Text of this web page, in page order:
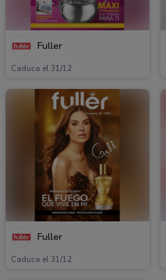
Fuller
Caduca el 31/12
Fuller
Caduca el 31/12